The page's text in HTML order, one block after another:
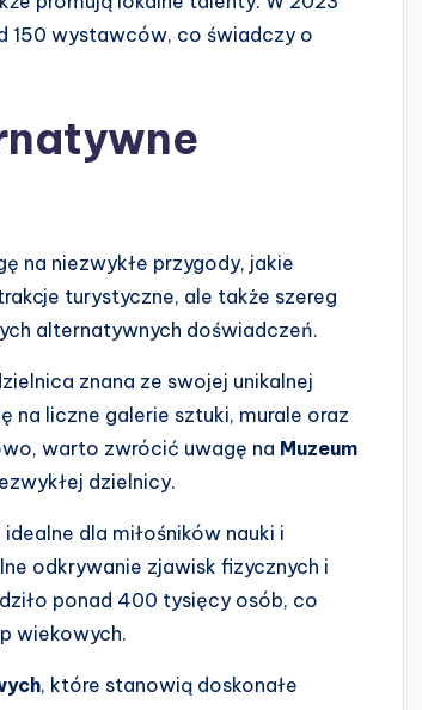
150 wystawców, co świadczy o
na niezwykłe przygody, jakie
turystyczne, ale także szereg
alternatywnych doświadczeń.
znana ze swojej unikalnej
na liczne galerie sztuki, murale oraz
warto zwrócić uwagę na Muzeum
dzielnicy.
idealne dla miłośników nauki i
odkrywanie zjawisk fizycznych i
ponad 400 tysięcy osób, co
wiekowych.
, które stanowią doskonałe